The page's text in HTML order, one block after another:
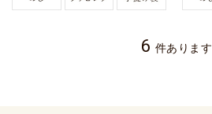
6 件あります